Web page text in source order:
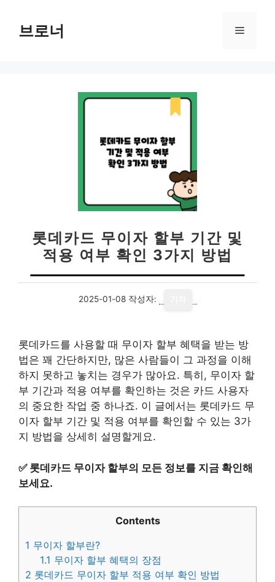
브로너 메
롯데카드 무이자 할부 기간 및
적용 여부 확인 3가지 방법
2025-01-08 작성자:
롯데카드를 사용할 때 무이자 할부 혜택을 받는 방
법은 꽤 간단하지만, 많은 사람들이 그 과정을 이해
하지 못하고 놓치는 경우가 많아요. 특히, 무이자 할
부 기간과 적용 여부를 확인하는 것은 카드 사용자
의 중요한 작업 중 하나죠. 이 글에서는 롯데카드 무
이자 할부 기간 및 적용 여부를 확인할 수 있는 3가
지 방법을 상세히 설명할게요.
✅ 롯데카드 무이자 할부의 모든 정보를 지금 확인해
보세요.
Contents
1 무이자 할부란?
1.1 무이자 할부 혜택의 장점
2 롯데카드 무이자 할부 적용 여부 확인 방법